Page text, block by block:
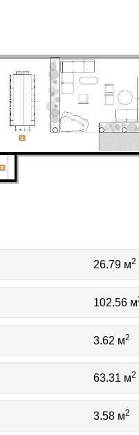
26.79 м2
102.56 м
3.62 м2
63.31 м2
3.58 м2